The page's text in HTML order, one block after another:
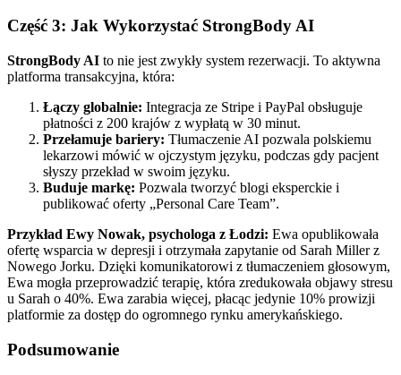
Część 3: Jak Wykorzystać StrongBody AI
StrongBody AI to nie jest zwykły system rezerwacji. To aktywna
platforma transakcyjna, która:
Łączy globalnie: Integracja ze Stripe i PayPal obsługuje
płatności z 200 krajów z wypłatą w 30 minut.
Przełamuje bariery: Tłumaczenie AI pozwala polskiemu
lekarzowi mówić w ojczystym języku, podczas gdy pacjent
słyszy przekład w swoim języku.
Buduje markę: Pozwala tworzyć blogi eksperckie i
publikować oferty „Personal Care Team”.
Przykład Ewy Nowak, psychologa z Łodzi: Ewa opublikowała
ofertę wsparcia w depresji i otrzymała zapytanie od Sarah Miller z
Nowego Jorku. Dzięki komunikatorowi z tłumaczeniem głosowym,
Ewa mogła przeprowadzić terapię, która zredukowała objawy stresu
u Sarah o 40%. Ewa zarabia więcej, płacąc jedynie 10% prowizji
platformie za dostęp do ogromnego rynku amerykańskiego.
Podsumowanie